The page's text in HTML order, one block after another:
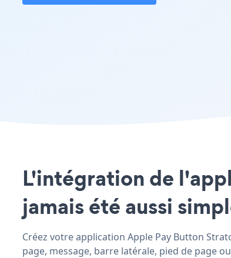
L'intégration de
jamais été aussi
Créez votre application Apple Pay Button
page, message, barre latérale, pied de page